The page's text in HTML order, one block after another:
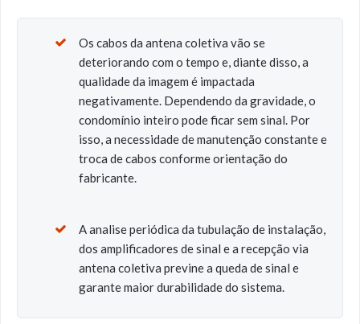
Os cabos da antena coletiva vão se
deteriorando com o tempo e, diante disso, a
qualidade da imagem é impactada
negativamente. Dependendo da gravidade, o
condomínio inteiro pode ficar sem sinal. Por
isso, a necessidade de manutenção constante e
troca de cabos conforme orientação do
fabricante.
A analise periódica da tubulação de instalação,
dos amplificadores de sinal e a recepção via
antena coletiva previne a queda de sinal e
garante maior durabilidade do sistema.